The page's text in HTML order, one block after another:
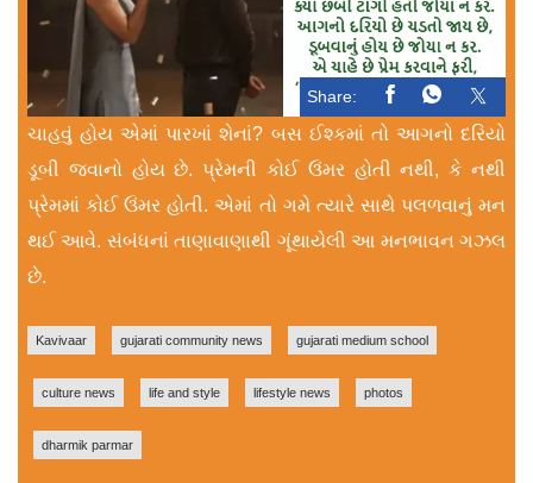
Share:
ચાહવું હોય એમાં પારખાં શેનાં? બસ ઈશ્કમાં તો આગનો દરિયો
ડૂબી જવાનો હોય છે. પ્રેમની કોઈ ઉંમર હોતી નથી, કે નથી
પ્રેમમાં કોઈ ઉંમર હોતી. એમાં તો ગમે ત્યારે સાથે પલળવાનું મન
થઈ આવે. સંબંધનાં તાણાવાણાથી ગૂંથાયેલી આ મનભાવન ગઝલ
છે.
Kavivaar gujarati community news gujarati medium school
culture news life and style lifestyle news photos
dharmik parmar